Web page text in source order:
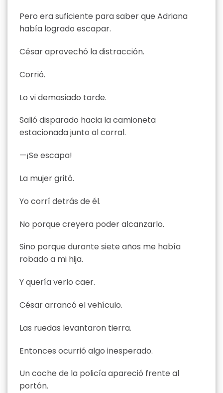
Pero era suficiente para saber que Adriana
había logrado escapar.
César aprovechó la distracción.
Corrió.
Lo vi demasiado tarde.
Salió disparado hacia la camioneta
estacionada junto al corral.
—¡Se escapa!
La mujer gritó.
Yo corrí detrás de él.
No porque creyera poder alcanzarlo.
Sino porque durante siete años me había
robado a mi hija.
Y quería verlo caer.
César arrancó el vehículo.
Las ruedas levantaron tierra.
Entonces ocurrió algo inesperado.
Un coche de la policía apareció frente al
portón.